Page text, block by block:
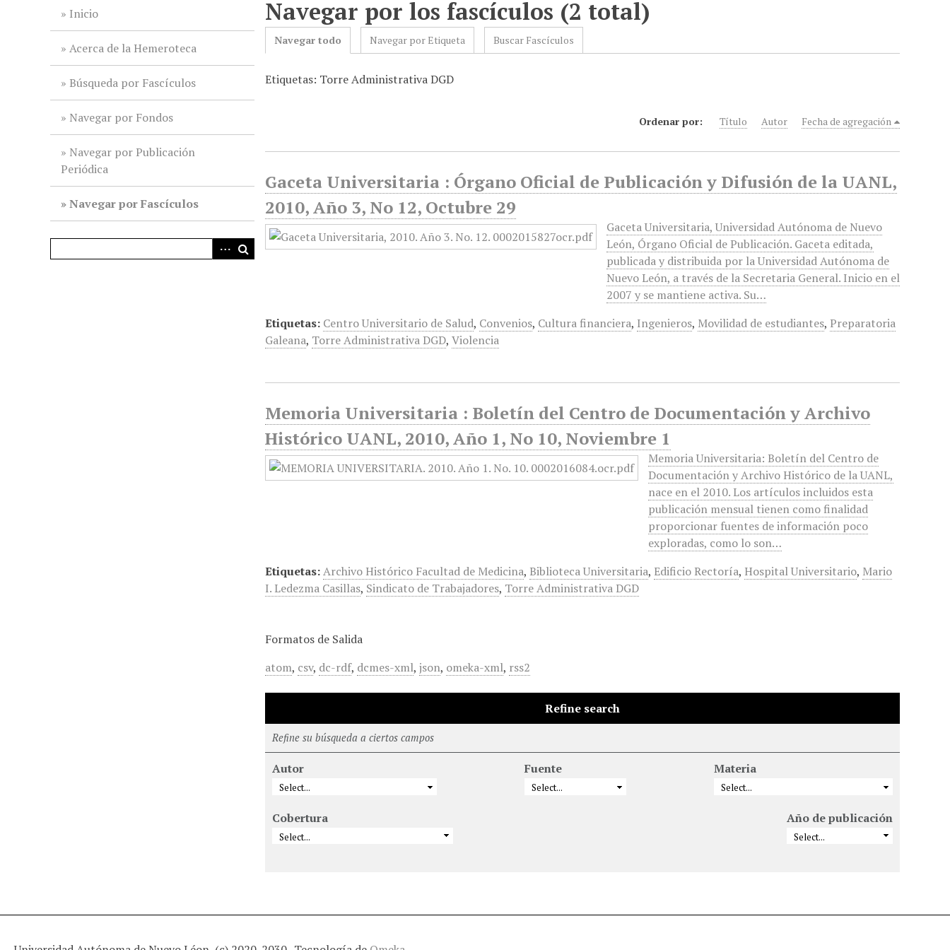
Inicio
Acerca de la Hemeroteca
Búsqueda por Fascículos
Navegar por Fondos
Navegar por Publicación
Periódica
Navegar por Fascículos
Navegar por los fascículos (2 total)
Navegar todo Navegar por Etiqueta Buscar Fascículos
Etiquetas: Torre Administrativa DGD
Ordenar por: Título Autor Fecha de agregación
Gaceta Universitaria : Órgano Oficial de Publicación y Difusión de la UANL,
2010, Año 3, No 12, Octubre 29
Gaceta Universitaria, Universidad Autónoma de Nuevo
León, Órgano Oficial de Publicación. Gaceta editada,
publicada y distribuida por la Universidad Autónoma de
Nuevo León, a través de la Secretaria General. Inicio en el
2007 y se mantiene activa. Su…
Etiquetas: Centro Universitario de Salud, Convenios, Cultura financiera, Ingenieros, Movilidad de estudiantes, Preparatoria
Galeana, Torre Administrativa DGD,Violencia
Memoria Universitaria : Boletín del Centro de Documentación y Archivo
Histórico UANL, 2010, Año 1, No 10, Noviembre 1
Memoria Universitaria: Boletín del Centro de
Documentación y Archivo Histórico de la UANL,
nace en el 2010. Los artículos incluidos esta
publicación mensual tienen como finalidad
proporcionar fuentes de información poco
exploradas, como lo son…
Etiquetas:Archivo Histórico Facultad de Medicina, Biblioteca Universitaria, Edificio Rectoría, Hospital Universitario, Mario
I. Ledezma Casillas, Sindicato de Trabajadores, Torre Administrativa DGD
Formatos de Salida
atom, csv, dc-rdf, dcmes-xml,json, omeka-xml, rss2
Refine search
Refine su búsqueda a ciertos campos
Autor Fuente Materia
Cobertura Año de publicación